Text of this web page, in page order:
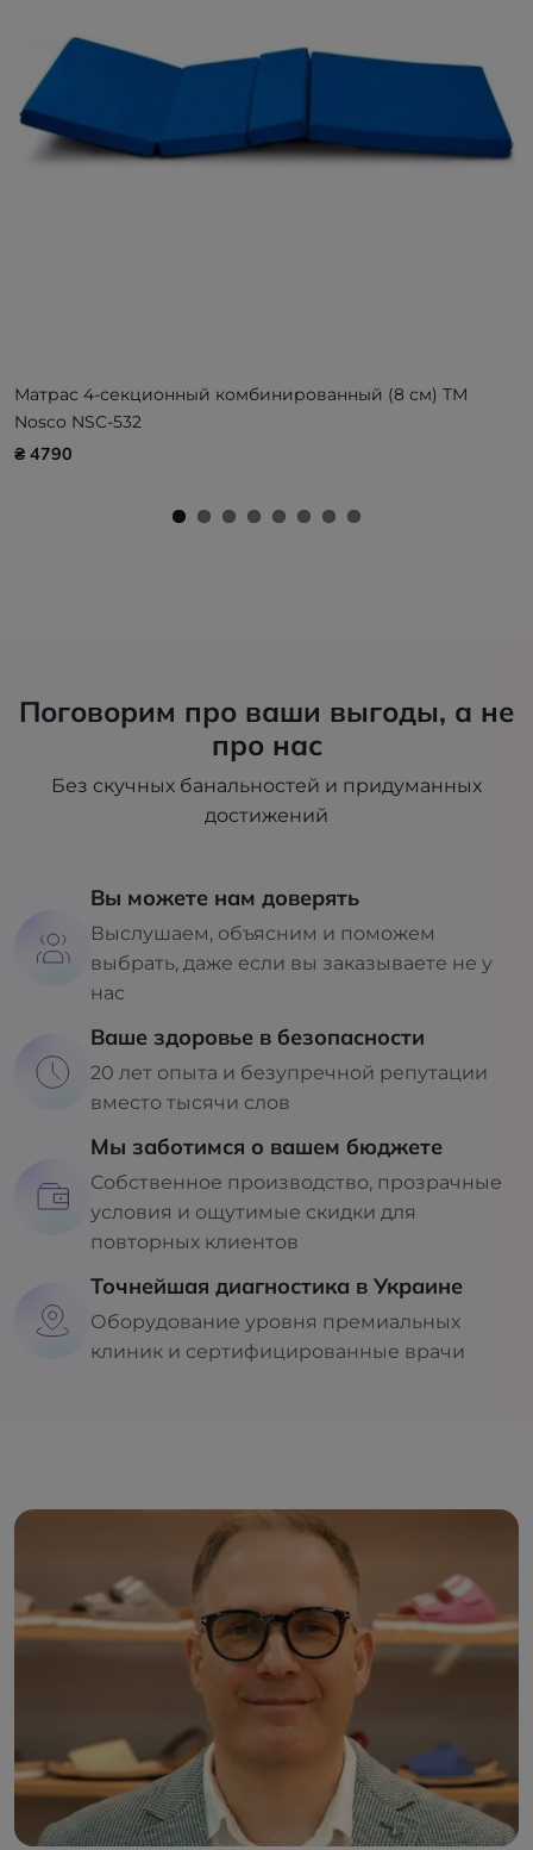
Матрас 4-секционный комбинированный (8 см) ТМ
Nosco NSC-532
₴ 4790
Поговорим про ваши выгоды, а не
про нас
Без скучных банальностей и придуманных
достижений
Вы можете нам доверять
Выслушаем, объясним и поможем
выбрать, даже если вы заказываете не у
нас
Ваше здоровье в безопасности
20 лет опыта и безупречной репутации
вместо тысячи слов
Мы заботимся о вашем бюджете
Собственное производство, прозрачные
условия и ощутимые скидки для
повторных клиентов
Точнейшая диагностика в Украине
Оборудование уровня премиальных
клиник и сертифицированные врачи